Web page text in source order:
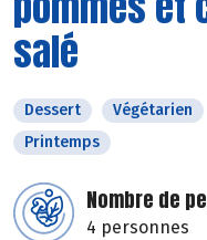
salé
Dessert Végétarien
Printemps
Nombre de
4 personnes